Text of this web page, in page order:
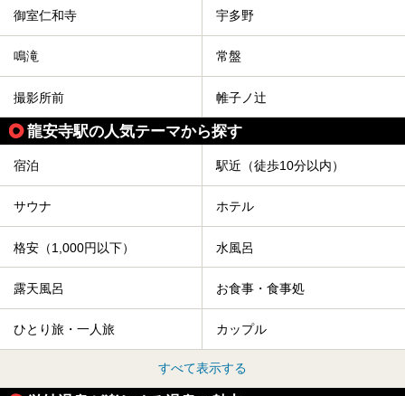
御室仁和寺 宇多野
鳴滝 常盤
撮影所前 帷子ノ辻
龍安寺駅の人気テーマから探す
宿泊 駅近（徒歩10分以内）
サウナ ホテル
格安（1,000円以下） 水風呂
露天風呂 お食事・食事処
ひとり旅・一人旅 カップル
すべて表示する